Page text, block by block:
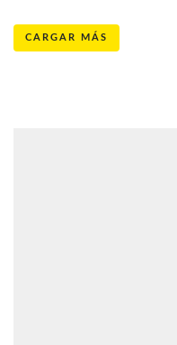
CARGAR MÁS